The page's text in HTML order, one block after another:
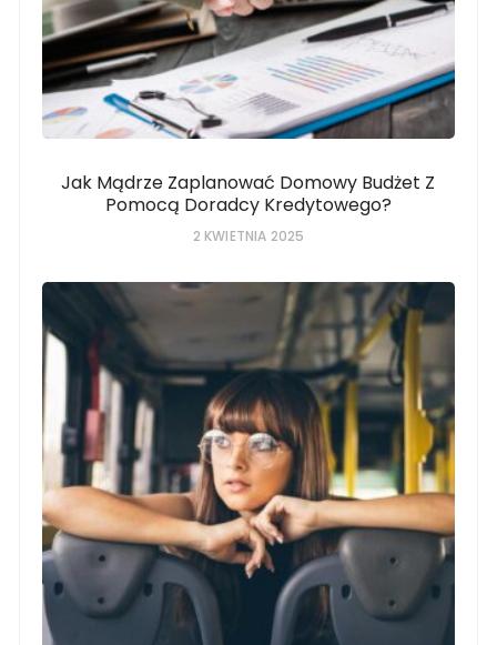
Jak Mądrze Zaplanować Domowy Budżet Z
Pomocą Doradcy Kredytowego?
2 KWIETNIA 2025